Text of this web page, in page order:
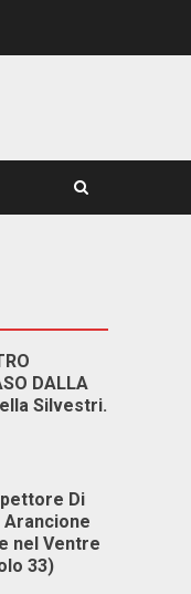
DALLA
Silvestri.
Di
Arancione
nel Ventre
33)